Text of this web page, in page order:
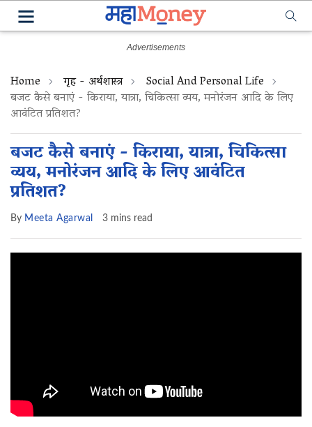
Home गृह - अर्थशास्त्र Social And Personal Life
बजट कैसे बनाएं - किराया, यात्रा, चिकित्सा व्यय, मनोरंजन आदि के लिए
आवंटित प्रतिशत?
बजट कैसे बनाएं - किराया, यात्रा, चिकित्सा
व्यय, मनोरंजन आदि के लिए आवंटित
प्रतिशत?
By Meeta Agarwal 3 mins read